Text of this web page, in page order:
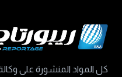
كل المواد المنشورة على